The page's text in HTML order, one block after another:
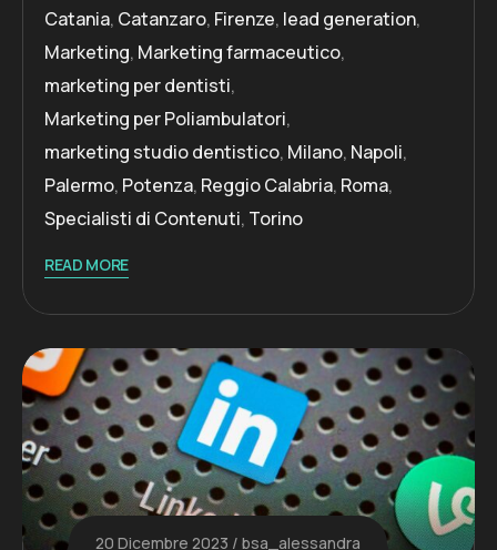
Catania, Catanzaro, Firenze, lead generation,
Marketing, Marketing farmaceutico,
marketing per dentisti,
Marketing per Poliambulatori,
marketing studio dentistico, Milano, Napoli,
Palermo, Potenza, Reggio Calabria, Roma,
Specialisti di Contenuti, Torino
READ MORE
20 Dicembre 2023 bsa_alessandra